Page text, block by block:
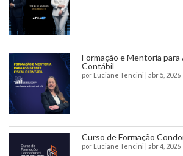
Formação e Mentoria
Contábil
por Luciane Tencini | abr 5, 2026
Curso de Formação
por Luciane Tencini | abr 4, 2026